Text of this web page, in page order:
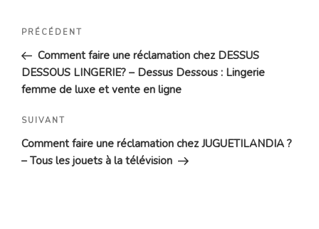
Navigation
l’article
Article
précédent
PRÉCÉDENT
Comment faire une réclamation chez DESSUS
DESSOUS LINGERIE? – Dessus Dessous : Lingerie
femme de luxe et vente en ligne
Article
suivant
SUIVANT
Comment faire une réclamation chez JUGUETILANDIA ?
– Tous les jouets à la télévision